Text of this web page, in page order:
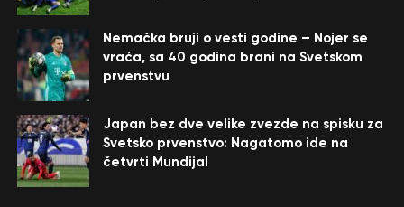
Nemačka bruji o vesti godine – Nojer se
vraća, sa 40 godina brani na Svetskom
prvenstvu
Japan bez dve velike zvezde na spisku za
Svetsko prvenstvo: Nagatomo ide na
četvrti Mundijal